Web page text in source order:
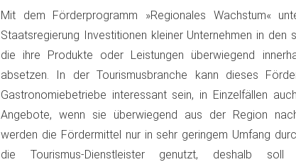
Mit dem Förderprogramm »Regionales Wachstum«
Staatsregierung Investitionen kleiner Unternehmen in den
die ihre Produkte oder Leistungen überwiegend
absetzen. In der Tourismusbranche kann dieses
Gastronomiebetriebe interessant sein, in Einzelfällen
Angebote, wenn sie überwiegend aus der Region
werden die Fördermittel nur in sehr geringem Umfang
die Tourismus-Dienstleister genutzt, deshalb